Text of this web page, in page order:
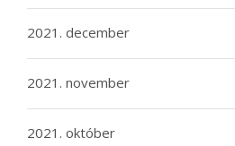
2021. december
2021. november
2021. október